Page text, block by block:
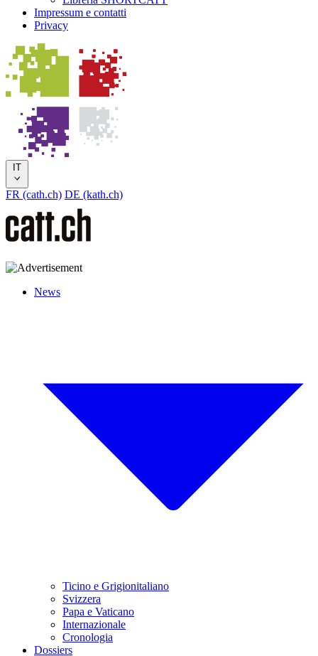
Impressum e contatti
Privacy
IT
FR (cath.ch) DE (kath.ch)
News
Ticino e Grigionitaliano
Svizzera
Papa e Vaticano
Internazionale
Cronologia
Dossiers